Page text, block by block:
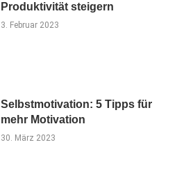
Produktivität steigern
3. Februar 2023
Selbstmotivation: 5 Tipps für
mehr Motivation
30. März 2023